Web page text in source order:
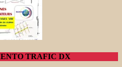
TRAFIC DX